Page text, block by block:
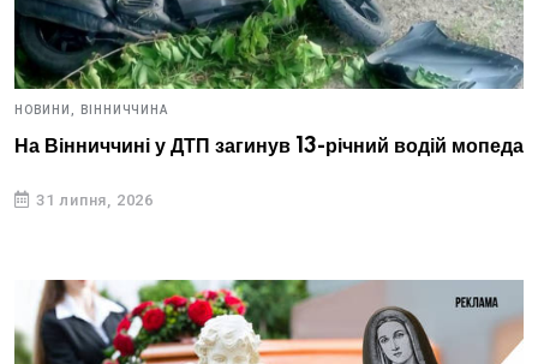
НОВИНИ, ВІННИЧЧИНА
На Вінниччині у ДТП загинув 13-річний водій мопеда
31 липня, 2026